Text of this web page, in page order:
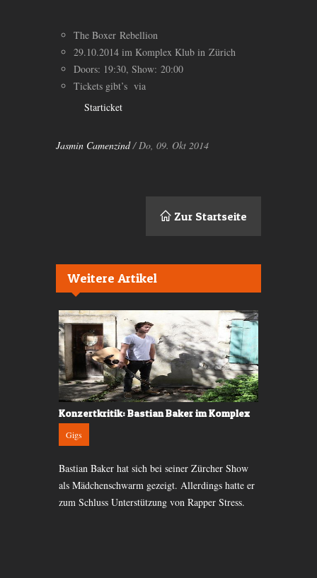
The Boxer Rebellion
29.10.2014 im Komplex Klub in Zürich
Doors: 19:30, Show: 20:00
Tickets gibt’s via
Starticket
Jasmin Camenzind/ Do, 09. Okt 2014
Zur Startseite
Weitere Artikel
Konzertkritik: Bastian Baker im Komplex
Gigs
Bastian Baker hat sich bei seiner Zürcher Show
als Mädchenschwarm gezeigt. Allerdings hatte er
zum Schluss Unterstützung von Rapper Stress.